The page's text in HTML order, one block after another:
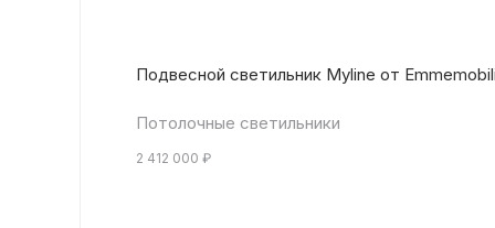
Подвесной светильник Myline от
Потолочные светильники
2 412 000 ₽